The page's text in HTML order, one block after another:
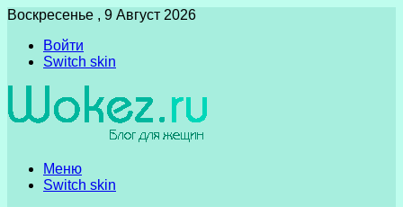
Воскресенье , 9 Август 2026
Войти
Switch skin
Меню
Switch skin